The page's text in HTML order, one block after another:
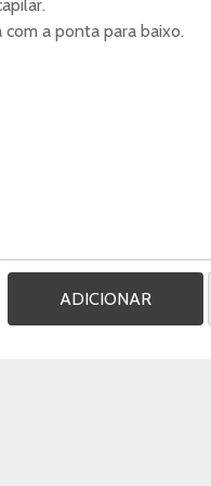
a ponta para baixo.